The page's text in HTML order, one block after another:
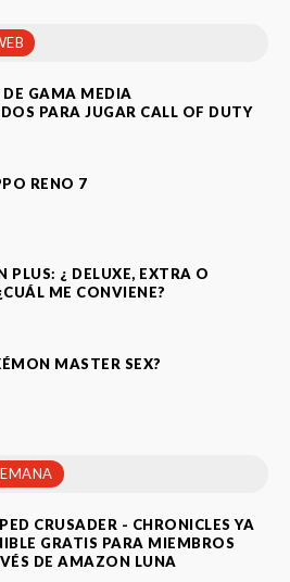
DE GAMA MEDIA
PARA JUGAR CALL OF DUTY
RENO 7
PLUS: ¿ DELUXE, EXTRA O
ME CONVIENE?
MASTER SEX?
CRUSADER - CHRONICLES YA
GRATIS PARA MIEMBROS
DE AMAZON LUNA